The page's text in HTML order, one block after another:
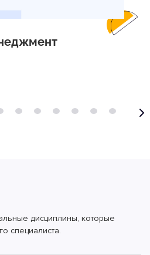
дисциплины, которые
специалиста.